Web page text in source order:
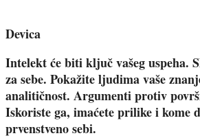
Devica
Intelekt će biti ključ vašeg uspeha.
za sebe. Pokažite ljudima vaše
analitičnost. Argumenti protiv
Iskoriste ga, imaćete prilike i kome
prvenstveno sebi.